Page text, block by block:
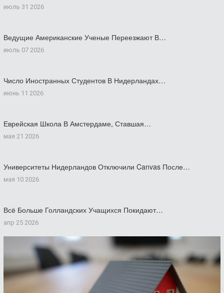
июль 31 2026
Ведущие Американские Ученые Переезжают В…
июль 07 2026
Число Иностранных Студентов В Нидерландах…
июнь 11 2026
Еврейская Школа В Амстердаме, Ставшая…
мая 21 2026
Университеты Нидерландов Отключили Canvas После…
мая 10 2026
Всё Больше Голландских Учащихся Покидают…
апр 25 2026